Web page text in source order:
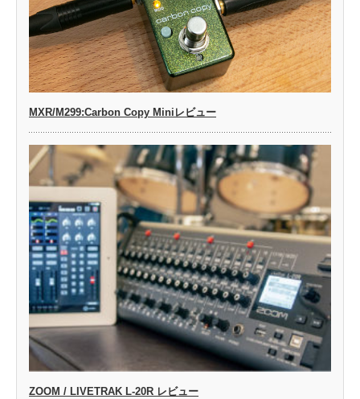
MXR/M299:Carbon Copy Miniレビュー
ZOOM / LIVETRAK L-20R レビュー